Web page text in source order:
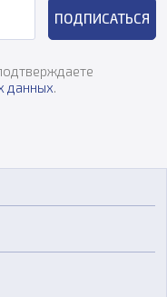
ПОДПИСАТЬСЯ
данных.